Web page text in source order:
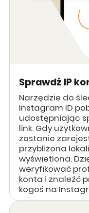
Sprawdź IP
Narzędzie do
Instagram ID
udostępniając
link. Gdy
zostanie
przybliżona
wyświetlona.
weryfikować
konta i znaleźć
kogoś na